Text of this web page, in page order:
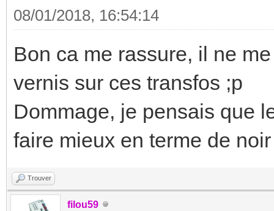
08/01/2018, 16:54:14
Bon ca me rassure, il ne
vernis sur ces transfos ;p
Dommage, je pensais que
faire mieux en terme de
Trouver
filou59